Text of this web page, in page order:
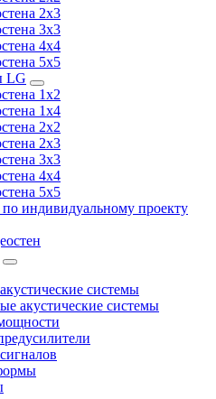
2х3
3x3
4x4
5x5
LG
1x2
1x4
2x2
2x3
3x3
4x4
5x5
индивидуальному проекту
системы
акустические системы